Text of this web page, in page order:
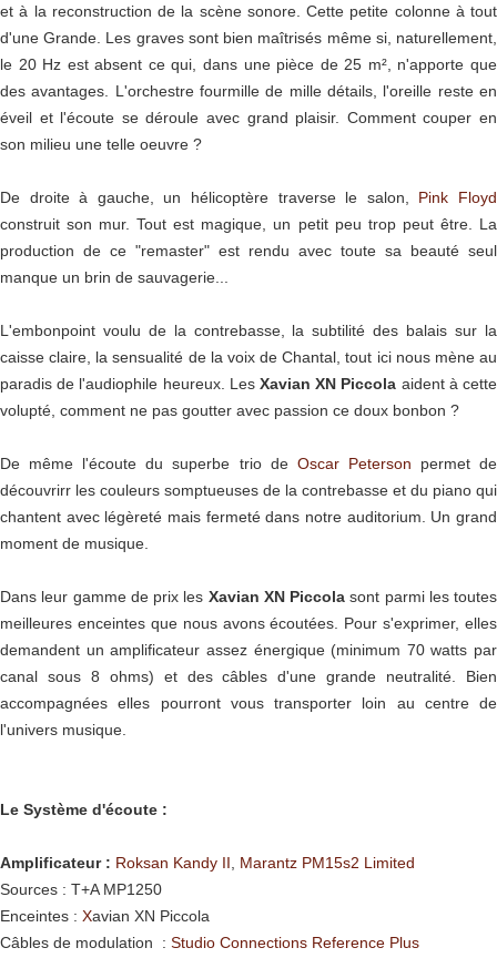
et à la reconstruction de la scène sonore. Cette petite colonne à tout
d'une Grande. Les graves sont bien maîtrisés même si, naturellement,
le 20 Hz est absent ce qui, dans une pièce de 25 m², n'apporte que
des avantages. L'orchestre fourmille de mille détails, l'oreille reste en
éveil et l'écoute se déroule avec grand plaisir. Comment couper en
son milieu une telle oeuvre ?
De droite à gauche, un hélicoptère traverse le salon, Pink Floyd
construit son mur. Tout est magique, un petit peu trop peut être. La
production de ce "remaster" est rendu avec toute sa beauté seul
manque un brin de sauvagerie...
L'embonpoint voulu de la contrebasse, la subtilité des balais sur la
caisse claire, la sensualité de la voix de Chantal, tout ici nous mène au
paradis de l'audiophile heureux. Les Xavian XN Piccola aident à cette
volupté, comment ne pas goutter avec passion ce doux bonbon ?
De même l'écoute du superbe trio de Oscar Peterson permet de
découvrirr les couleurs somptueuses de la contrebasse et du piano qui
chantent avec légèreté mais fermeté dans notre auditorium. Un grand
moment de musique.
Dans leur gamme de prix les Xavian XN Piccola sont parmi les toutes
meilleures enceintes que nous avons écoutées. Pour s'exprimer, elles
demandent un amplificateur assez énergique (minimum 70 watts par
canal sous 8 ohms) et des câbles d'une grande neutralité. Bien
accompagnées elles pourront vous transporter loin au centre de
l'univers musique.
Le Système d'écoute :
Amplificateur : Roksan Kandy II
Marantz PM15s2 Limited
Sources : T+A MP1250
Enceintes : Xavian XN Piccola
Câbles de modulation : Studio Connections Reference Plus